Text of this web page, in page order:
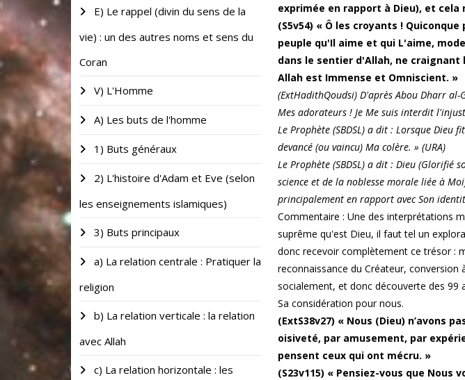
E) Le rappel (divin du sens de la
vie) : un des autres noms et sens du
Coran
V) L'Homme
A) Les buts de l'homme
1) Buts généraux
2) L'histoire d'Adam et Eve (selon
les enseignements islamiques)
3) Buts principaux
a) La relation centrale : Pratiquer la
religion
b) La relation verticale : la relation
avec Allah
c) La relation horizontale : les
exprimée en rapport à Dieu), et
(S5v54) « Ô les croyants !
peuple qu'Il aime et qui L'aime,
dans le sentier d'Allah, ne craignant
Allah est Immense et Omniscient. »
(ExtHadithQoudsi) D'après Abou Dharr al-
Mes adorateurs ! Je Me suis interdit
Le Prophète (SBDSL) a dit : Lorsque Dieu
devancé (ou vaincu) Ma colère. » (URA)
Le Prophète (SBDSL) a dit : Dieu (Glorifié
science et de la noblesse morale liée à
principalement en rapport avec Son
Commentaire : Une des interprétations
suprême qu'est Dieu, il faut tel un
donc recevoir complètement ce trésor :
reconnaissance du Créateur,
socialement, et donc découverte des 99
Sa considération pour nous.
(ExtS38v27) « Nous (Dieu) n’avons
oisiveté, par amusement, par
pensent ceux qui ont mécru. »
(S23v115) « Pensiez-vous que